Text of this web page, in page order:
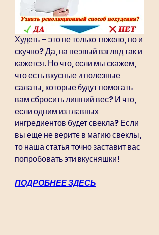
Худеть – это не только тяжело, но и
скучно? Да, на первый взгляд так и
кажется. Но что, если мы скажем,
что есть вкусные и полезные
салаты, которые будут помогать
вам сбросить лишний вес? И что,
если одним из главных
ингредиентов будет свекла? Если
вы еще не верите в магию свеклы,
то наша статья точно заставит вас
попробовать эти вкусняшки!
ПОДРОБНЕЕ ЗДЕСЬ